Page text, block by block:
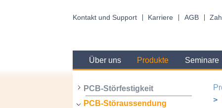
Kontakt und Support Karriere AGB
Über uns Produkte Seminare
PCB-Störfestigkeit
PCB-Störaussendung